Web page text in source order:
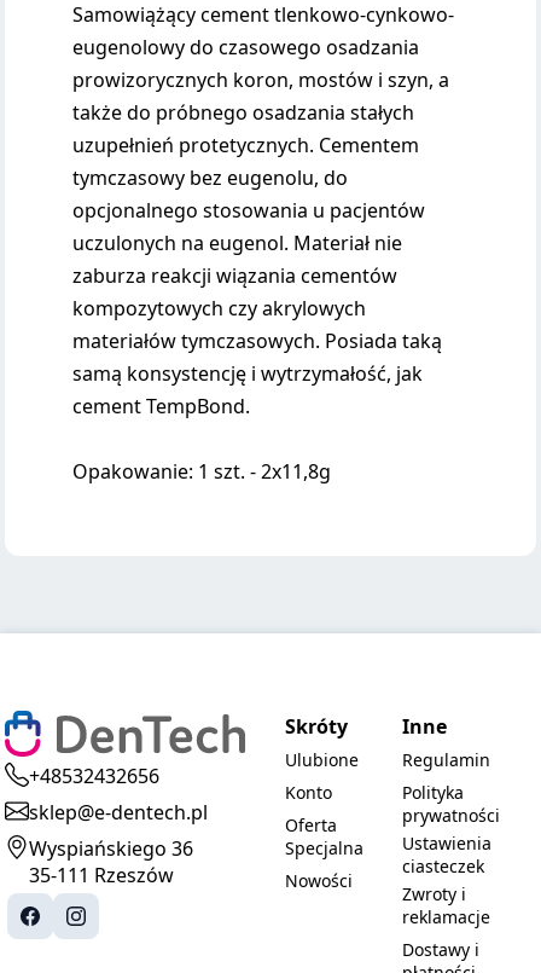
Samowiążący cement tlenkowo-cynkowo-
eugenolowy do czasowego osadzania
prowizorycznych koron, mostów i szyn, a
także do próbnego osadzania stałych
uzupełnień protetycznych. Cementem
tymczasowy bez eugenolu, do
opcjonalnego stosowania u pacjentów
uczulonych na eugenol. Materiał nie
zaburza reakcji wiązania cementów
kompozytowych czy akrylowych
materiałów tymczasowych. Posiada taką
samą konsystencję i wytrzymałość, jak
cement TempBond.
Opakowanie: 1 szt. - 2x11,8g
+48532432656
sklep@e-dentech.pl
Wyspiańskiego 36
35-111 Rzeszów
Skróty
Ulubione
Konto
Oferta
Specjalna
Nowości
Inne
Regulamin
Polityka
prywatności
Ustawienia
ciasteczek
Zwroty i
reklamacje
Dostawy i